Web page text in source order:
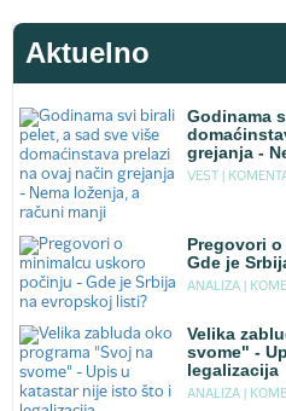
Aktuelno
Godinama
grejanja -
VEST |
Pregovori
Gde je
ANALIZA |
Velika
svome" -
legalizacija
ANALIZA |